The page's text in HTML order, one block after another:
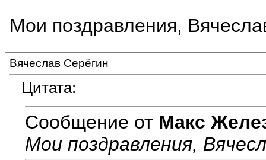
Мои поздравления,
Вячеслав Серёгин
Цитата:
Сообщение от Макс
Мои поздравления,